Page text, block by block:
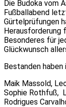
Die Budoka vom
Fußballabend
Gürtelprüfungen
Herausforderung
Besonderes für
Glückwunsch
Bestanden haben
Maik Massold,
Sophie Rothfuß,
Rodrigues